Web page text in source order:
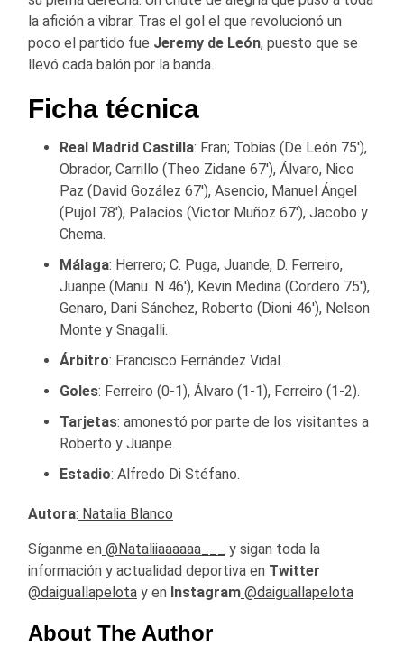
la afición a vibrar. Tras el gol el que revolucionó un
poco el partido fue Jeremy de León, puesto que se
llevó cada balón por la banda.
Ficha técnica
Real Madrid Castilla: Fran; Tobias (De León 75′),
Obrador, Carrillo (Theo Zidane 67′), Álvaro, Nico
Paz (David Gozález 67′), Asencio, Manuel Ángel
(Pujol 78′), Palacios (Victor Muñoz 67′), Jacobo y
Chema.
Málaga: Herrero; C. Puga, Juande, D. Ferreiro,
Juanpe (Manu. N 46′), Kevin Medina (Cordero 75′),
Genaro, Dani Sánchez, Roberto (Dioni 46′), Nelson
Monte y Snagalli.
Árbitro: Francisco Fernández Vidal.
Goles: Ferreiro (0-1), Álvaro (1-1), Ferreiro (1-2).
Tarjetas: amonestó por parte de los visitantes a
Roberto y Juanpe.
Estadio: Alfredo Di Stéfano.
Autora: Natalia Blanco
Síganme en @Nataliiaaaaaa___
y sigan toda la
información y actualidad deportiva en Twitter
@daiguallapelota y en Instagram @daiguallapelota
About The Author